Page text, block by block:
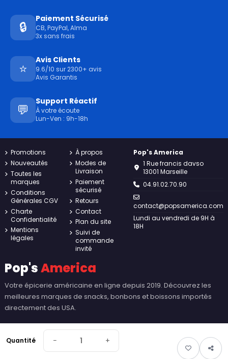
Quantité − +
🔒
Paiement Sécurisé
CB, PayPal, Alma
3x sans frais
⭐
Avis Clients
9.6/10 sur 2300+ avis
Avis Garantis
💬
Support Réactif
À votre écoute
Lun-Ven : 9h-18h
Promotions
Nouveautés
Toutes les
marques
Conditions
Générales CGV
Charte
Confidentialité
Mentions
légales
À propos
Modes de
Livraison
Paiement
sécurisé
Retours
Contact
Plan du site
Suivi de
commande
invité
Pop's America
1 Rue francis davso
13001 Marseille
04.91.02.70.90
contact@popsamerica.com
Lundi au vendredi de 9H à
18H
Pop'sAmerica
Votre épicerie américaine en ligne depuis 2019. Découvrez les
meilleures marques de snacks, bonbons et boissons importés
directement des USA.